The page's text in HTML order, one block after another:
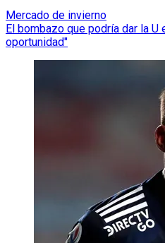
Mercado de invierno
El bombazo que podría dar la U
oportunidad"